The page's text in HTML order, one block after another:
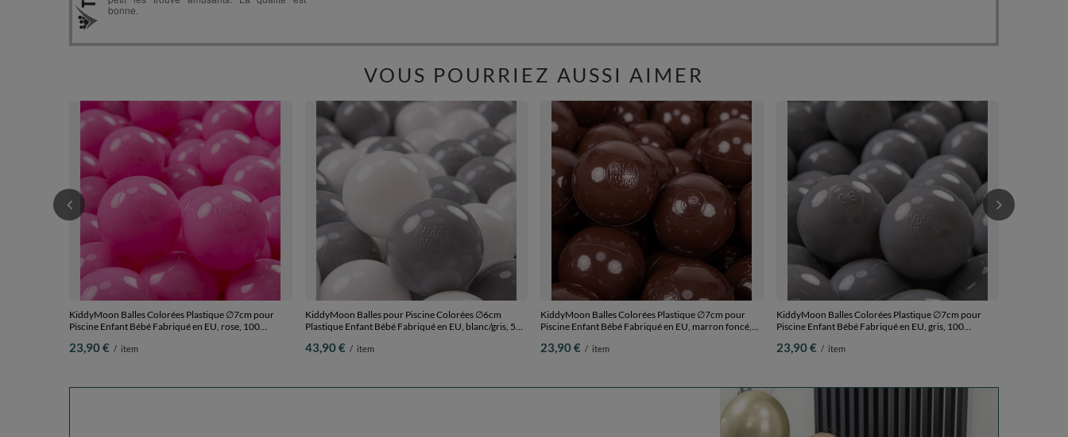
VOUS POURRIEZ AUSSI AIMER
KiddyMoon Balles Colorées Plastique ∅7cm pour
Piscine Enfant Bébé Fabriqué en EU, rose, 100
23,90 € / item
KiddyMoon Balles pour Piscine Colorées ∅6cm
Plastique Enfant Bébé Fabriqué en EU, blanc/gris, 500
43,90 € / item
KiddyMoon Balles Colorées Plastique ∅7cm pour
Piscine Enfant Bébé Fabriqué en EU, marron foncé,
23,90 € / item
KiddyMoon Balles Colorées Plastique ∅7cm pour
Piscine Enfant Bébé Fabriqué en EU, gris, 100
23,90 € / item